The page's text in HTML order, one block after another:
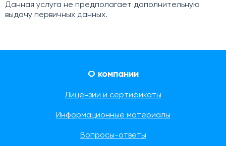
Данная услуга не предполагает дополнительную
выдачу первичных данных.
О компании
Лицензии и сертификаты
Информационные материалы
Вопросы-ответы